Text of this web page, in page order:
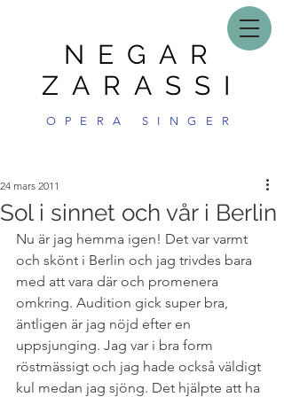
NEGAR
ZARASSI
OPERA SINGER
Sol i sinnet och vår i Berlin
24 mars 2011
Nu är jag hemma igen! Det var varmt
och skönt i Berlin och jag trivdes bara
med att vara där och promenera
omkring. Audition gick super bra,
äntligen är jag nöjd efter en
uppsjunging. Jag var i bra form
röstmässigt och jag hade också väldigt
kul medan jag sjöng. Det hjälpte att ha